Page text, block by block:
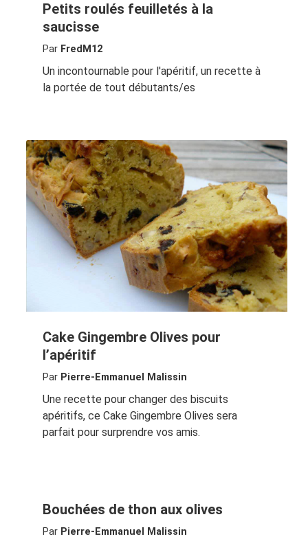
Petits roulés feuilletés à la
saucisse
Par FredM12
Un incontournable pour l'apéritif, un recette à
la portée de tout débutants/es
Cake Gingembre Olives pour
l’apéritif
Par Pierre-Emmanuel Malissin
Une recette pour changer des biscuits
apéritifs, ce Cake Gingembre Olives sera
parfait pour surprendre vos amis.
Bouchées de thon aux olives
Par Pierre-Emmanuel Malissin